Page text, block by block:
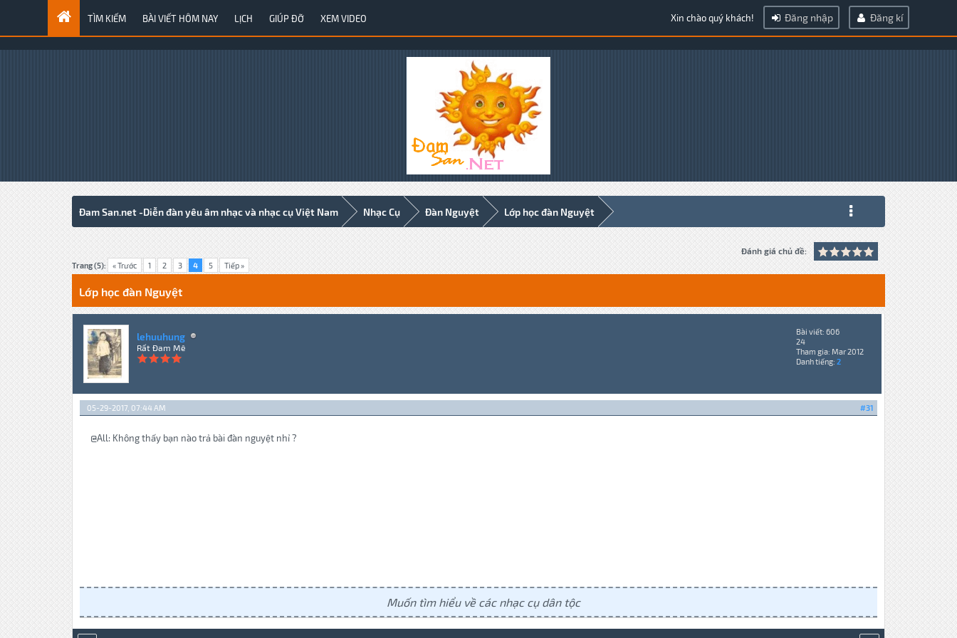
TÌM KIẾM BÀI VIẾT HÔM NAY LỊCH GIÚP ĐỠ XEM VIDEO Xin chào quý khách! Đăng nhập Đăng kí
Đam San.net -Diễn đàn yêu âm nhạc và nhạc cụ Việt Nam Nhạc Cụ Đàn Nguyệt Lớp học đàn Nguyệt
Trang (5): « Trước 1 2 3 4 5 Tiếp »
Đánh giá chủ đề:
0 Votes - 0 Average
1
2
3
4
5
Lớp học đàn Nguyệt
lehuuhung
Rất Đam Mê
Bài viết: 606
24
Tham gia: Mar 2012
Danh tiếng: 2
#31
05-29-2017, 07:44 AM
@All: Không thấy bạn nào trả bài đàn nguyệt nhỉ ?
Muốn tìm hiểu về các nhạc cụ dân tộc